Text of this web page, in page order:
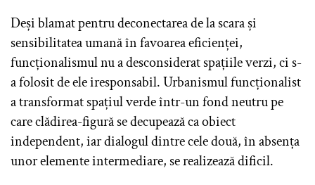
Deși blamat pentru deconectarea de la scara și
sensibilitatea umană în favoarea eficienței,
funcționalismul nu a desconsiderat spațiile verzi, ci s-
a folosit de ele iresponsabil. Urbanismul funcționalist
a transformat spațiul verde într-un fond neutru pe
care clădirea-figură se decupează ca obiect
independent, iar dialogul dintre cele două, în absența
unor elemente intermediare, se realizează dificil.